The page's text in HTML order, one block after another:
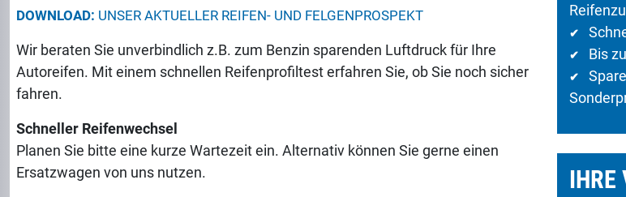
DOWNLOAD: UNSER AKTUELLER REIFEN- UND FELGENPROSPEKT
Wir beraten Sie unverbindlich z.B. zum Benzin sparenden Luftdruck für Ihre
Autoreifen. Mit einem schnellen Reifenprofiltest erfahren Sie, ob Sie noch sicher
fahren.
Schneller Reifenwechsel
Planen Sie bitte eine kurze Wartezeit ein. Alternativ können Sie gerne einen
Ersatzwagen von uns nutzen.
✔
✔ Bis
✔
IHRE